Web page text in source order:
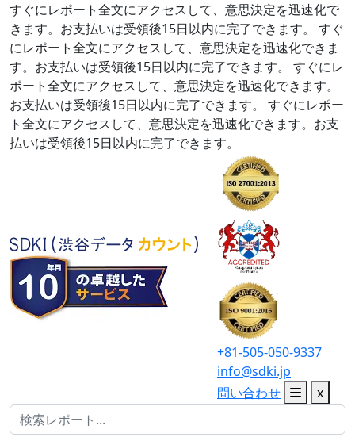
すぐにレポート全文にアクセスして、意思決定を迅速化で
きます。お支払いは受領後15日以内に完了できます。
すぐ
にレポート全文にアクセスして、意思決定を迅速化できま
す。お支払いは受領後15日以内に完了できます。
すぐにレ
ポート全文にアクセスして、意思決定を迅速化できます。
お支払いは受領後15日以内に完了できます。
すぐにレポー
ト全文にアクセスして、意思決定を迅速化できます。お支
払いは受領後15日以内に完了できます。
+81-505-050-9337
info@sdki.jp
問い合わせ
x